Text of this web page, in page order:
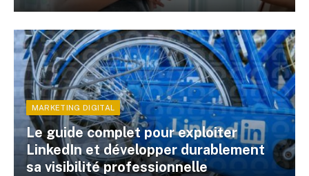
MARKETING DIGITAL
Le guide complet pour exploiter
LinkedIn et développer durablement
sa visibilité professionnelle